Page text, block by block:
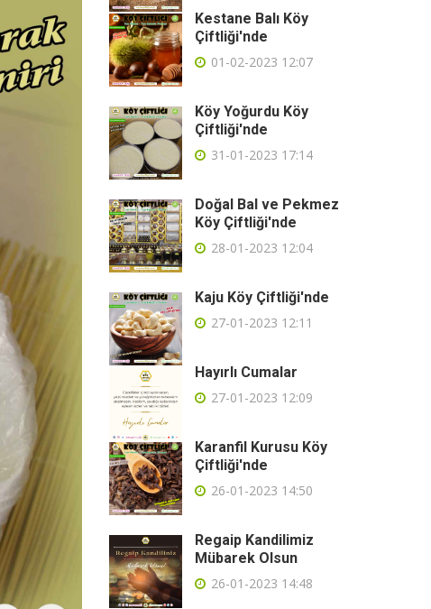
Kestane Balı Köy
Çiftliği'nde
01-02-2023 12:07
Köy Yoğurdu Köy
Çiftliği'nde
31-01-2023 17:14
Doğal Bal ve Pekmez
Köy Çiftliği'nde
28-01-2023 12:04
Kaju Köy Çiftliği'nde
27-01-2023 12:11
Hayırlı Cumalar
27-01-2023 12:09
Karanfil Kurusu Köy
Çiftliği'nde
26-01-2023 14:50
Regaip Kandilimiz
Mübarek Olsun
26-01-2023 14:48